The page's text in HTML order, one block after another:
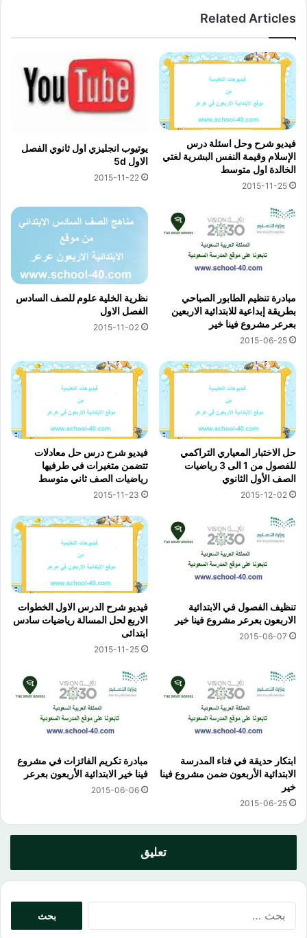
Related Articles
فيديو شرح وحل اسئلة درس
الإسلام وقيمة النفس البشرية لغتي
الخالدة اول متوسط
2015-11-25
يوتيوب انجليزي اول ثانوي الفصل
الاول 5d
2015-11-22
مبادرة تنظيم الطابور الصباحي
بطريقة إبداعية للابتدائية الاربعين
بعرعر مشروع فينا خير
2015-06-25
نظرية الخلية علوم للصف السادس
الفصل الاول
2015-11-02
حل الاختبار المعياري التراكمي
للفصول من 1 الى 3 رياضيات
الصف الأول الثانوي
2015-12-02
فيديو شرح درس حل معادلات
تتضمن متغيرات في طرفيها
رياضيات الصف ثاني متوسط
2015-11-23
تنظيف الفصول في الابتدائية
الاربعون بعرعر مشروع فينا خير
2015-06-07
فيديو شرح الدرس الاول الخطوات
الاربع لحل المسالة رياضيات سادس
ابتدائى
2015-11-25
ابتكار حديقة في فناء المدرسة
الابتدائية الأربعون ضمن مشروع فينا
خير
2015-06-25
مبادرة تكريم الفائزات في مشروع
فينا خير الابتدائية الأربعون بعرعر
2015-06-06
تعليق